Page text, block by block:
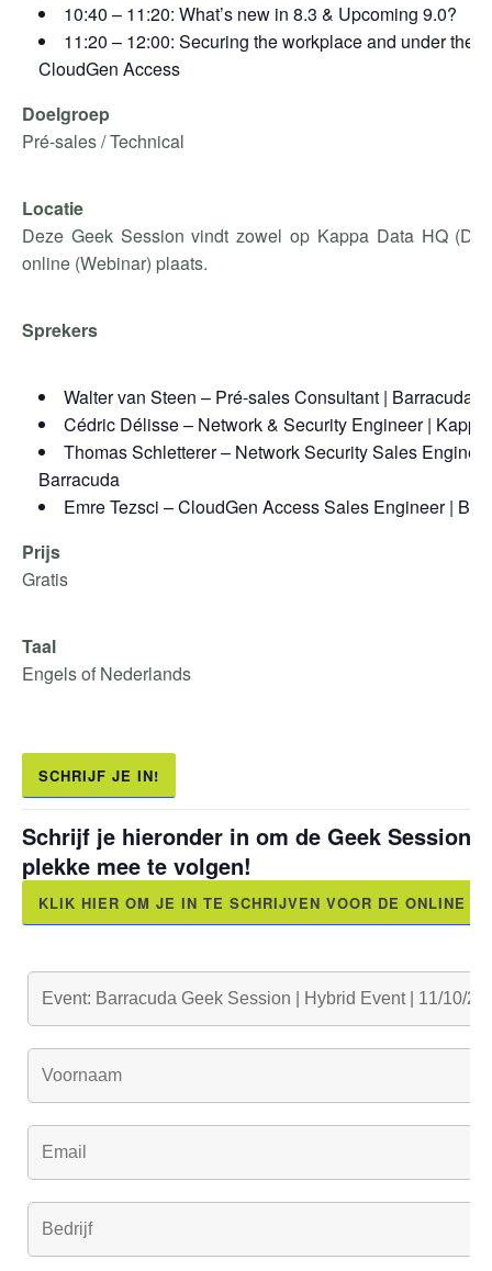
10:40 – 11:20: What’s new in 8.3 & Upcoming 9.0?
11:20 – 12:00: Securing the workplace and under the
CloudGen Access
Doelgroep
Pré-sales / Technical
Locatie
Deze Geek Session vindt zowel op Kappa Data HQ (De
online (Webinar) plaats.
Sprekers
Walter van Steen – Pré-sales Consultant | Barracuda
Cédric Délisse – Network & Security Engineer |
Thomas Schletterer – Network Security Sales
Barracuda
Emre Tezsci – CloudGen Access Sales Engineer |
Prijs
Gratis
Taal
Engels of Nederlands
SCHRIJF JE IN!
Schrijf je hieronder in om de Geek Session
plekke mee te volgen!
KLIK HIER OM JE IN TE SCHRIJVEN VOOR DE ONLINE